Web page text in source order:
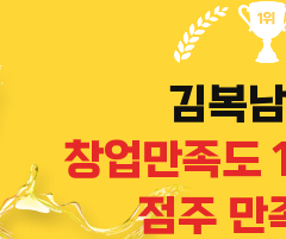
김복
창업만족도
점주 만